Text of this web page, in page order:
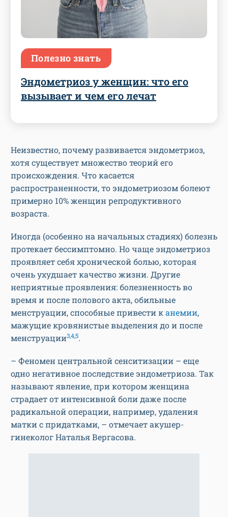
Полезно знать
Эндометриоз у женщин: что его
вызывает и чем его лечат
Неизвестно, почему развивается эндометриоз,
хотя существует множество теорий его
происхождения. Что касается
распространенности, то эндометриозом болеют
примерно 10% женщин репродуктивного
возраста.
Иногда (особенно на начальных стадиях) болезнь
протекает бессимптомно. Но чаще эндометриоз
проявляет себя хронической болью, которая
очень ухудшает качество жизни. Другие
неприятные проявления: болезненность во
время и после полового акта, обильные
менструации, способные привести к анемии,
мажущие кровянистые выделения до и после
менструации3,4,5.
– Феномен центральной сенситизации – еще
одно негативное последствие эндометриоза. Так
называют явление, при котором женщина
страдает от интенсивной боли даже после
радикальной операции, например, удаления
матки с придатками, – отмечает акушер-
гинеколог Наталья Вергасова.